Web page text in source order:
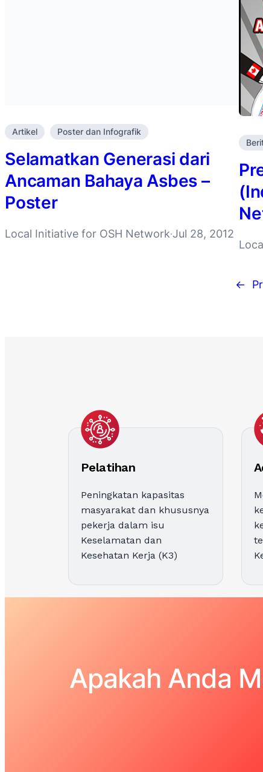
Artikel Poster dan Infografik
Selamatkan Generasi dari
Ancaman Bahaya Asbes –
Poster
Local Initiative for OSH Network·Jul 28, 2012
←
Pelatihan
Peningkatan kapasitas
masyarakat dan khususnya
pekerja dalam isu
Keselamatan dan
Kesehatan Kerja (K3)
Apakah Anda